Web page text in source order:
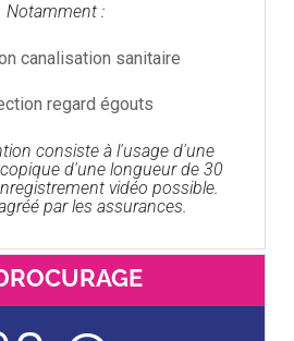
Notamment :
canalisation sanitaire
regard égouts
consiste à l'usage d'une
d'une longueur de 30
vidéo possible.
par les assurances.